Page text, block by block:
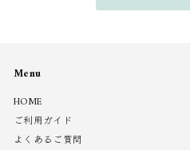
Menu
HOME
ご利用ガイド
よくあるご質問